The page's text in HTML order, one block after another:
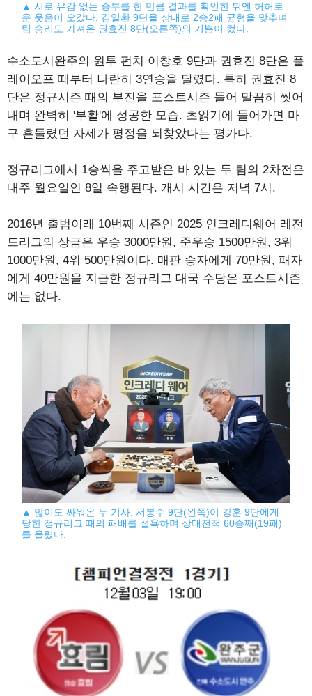
▲ 서로 유감 없는 승부를 한 만큼 결과를 확인한 뒤엔 허허로
운 웃음이 오갔다. 김일환 9단을 상대로 2승2패 균형을 맞추며
팀 승리도 가져온 권효진 8단(오른쪽)의 기쁨이 컸다.
수소도시완주의 원투 펀치 이창호 9단과 권효진 8단은 플
레이오프 때부터 나란히 3연승을 달렸다. 특히 권효진 8
단은 정규시즌 때의 부진을 포스트시즌 들어 말끔히 씻어
내며 완벽히 '부활'에 성공한 모습. 초읽기에 들어가면 마
구 흔들렸던 자세가 평정을 되찾았다는 평가다.
정규리그에서 1승씩을 주고받은 바 있는 두 팀의 2차전은
내주 월요일인 8일 속행된다. 개시 시간은 저녁 7시.
2016년 출범이래 10번째 시즌인 2025 인크레디웨어 레전
드리그의 상금은 우승 3000만원, 준우승 1500만원, 3위
1000만원, 4위 500만원이다. 매판 승자에게 70만원, 패자
에게 40만원을 지급한 정규리그 대국 수당은 포스트시즌
에는 없다.
▲ 많이도 싸워온 두 기사. 서봉수 9단(왼쪽)이 강훈 9단에게
당한 정규리그 때의 패배를 설욕하며 상대전적 60승째(19패)
를 올렸다.